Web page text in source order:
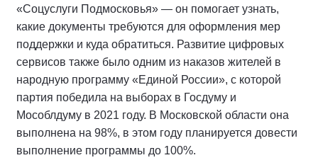
«Соцуслуги Подмосковья» — он помогает узнать,
какие документы требуются для оформления мер
поддержки и куда обратиться. Развитие цифровых
сервисов также было одним из наказов жителей в
народную программу «Единой России», с которой
партия победила на выборах в Госдуму и
Мособлдуму в 2021 году. В Московской области она
выполнена на 98%, в этом году планируется довести
выполнение программы до 100%.